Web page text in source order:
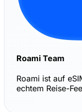
Roami Team
Roami ist auf
echtem Reise-